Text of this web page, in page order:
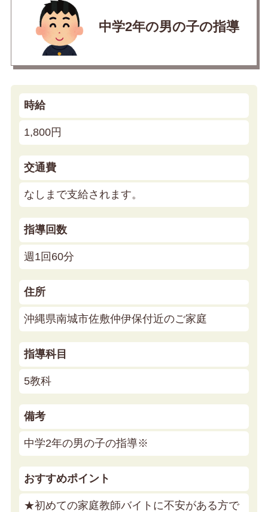
中学2年の男の子の指導
時給
1,800円
交通費
なしまで支給されます。
指導回数
週1回60分
住所
沖縄県南城市佐敷仲伊保付近のご家庭
指導科目
5教科
備考
中学2年の男の子の指導※
おすすめポイント
★初めての家庭教師バイトに不安がある方で